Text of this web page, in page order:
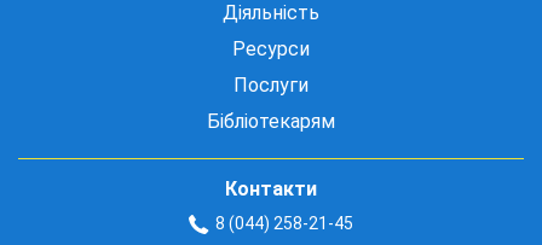
Діяльність
Ресурси
Послуги
Бібліотекарям
Контакти
8 (044) 258-21-45